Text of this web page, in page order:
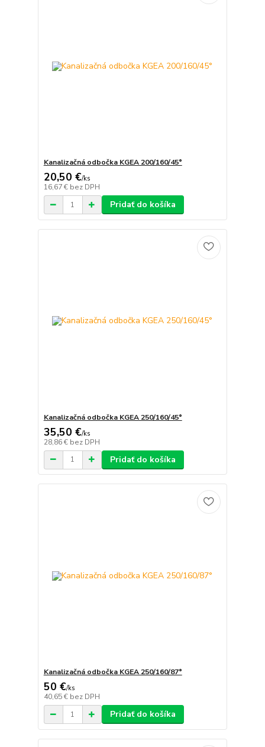
Kanalizačná odbočka KGEA 200/160/45°
20,50 €/ks
16,67 € bez DPH
Pridať do košíka
Kanalizačná odbočka KGEA 250/160/45°
35,50 €/ks
28,86 € bez DPH
Pridať do košíka
Kanalizačná odbočka KGEA 250/160/87°
50 €/ks
40,65 € bez DPH
Pridať do košíka